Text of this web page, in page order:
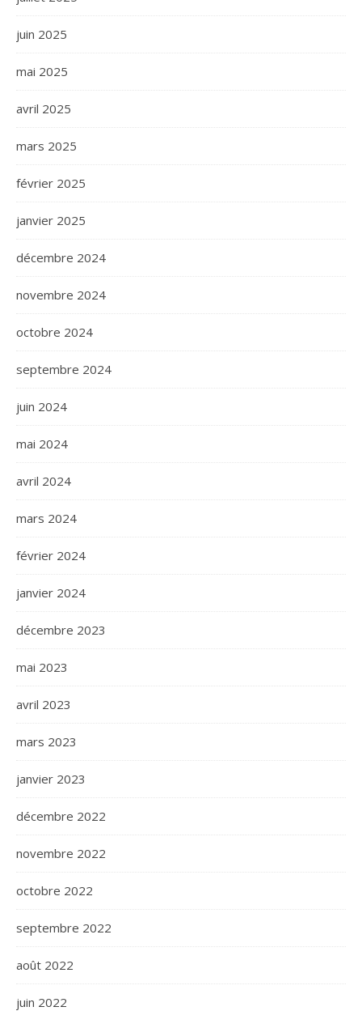
juin 2025
mai 2025
avril 2025
mars 2025
février 2025
janvier 2025
décembre 2024
novembre 2024
octobre 2024
septembre 2024
juin 2024
mai 2024
avril 2024
mars 2024
février 2024
janvier 2024
décembre 2023
mai 2023
avril 2023
mars 2023
janvier 2023
décembre 2022
novembre 2022
octobre 2022
septembre 2022
août 2022
juin 2022